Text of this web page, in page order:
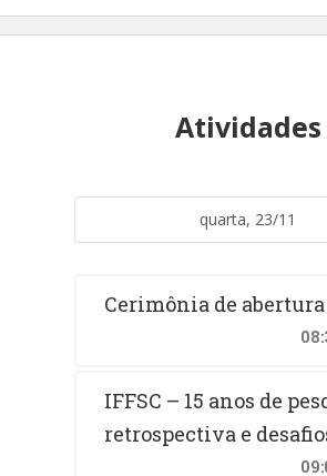
Atividades
quarta, 23/11
Cerimônia de abertura
IFFSC – 15 anos de
retrospectiva e